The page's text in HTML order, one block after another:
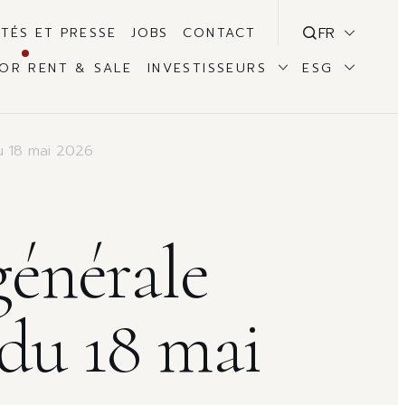
ET PRESSE JOBS CONTACT FR
RENT & SALE INVESTISSEURS ESG
18 mai 2026
18 mai